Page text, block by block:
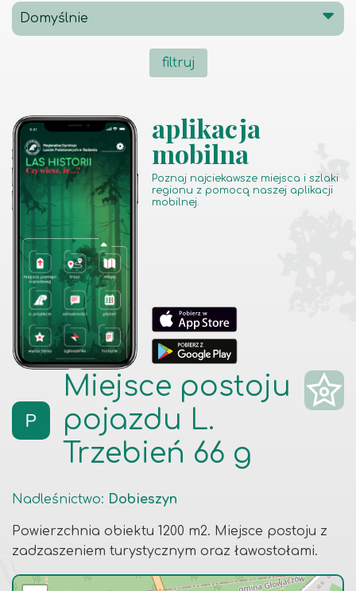
Miejsce postoju
pojazdu L.
Trzebień 66 g
Nadleśnictwo: Dobieszyn
Powierzchnia obiektu 1200 m2. Miejsce postoju z
zadzaszeniem turystycznym oraz ławostołami.
filtruj
aplikacja
mobilna
Poznaj najciekawsze miejsca i szlaki
regionu z pomocą naszej aplikacji
mobilnej.